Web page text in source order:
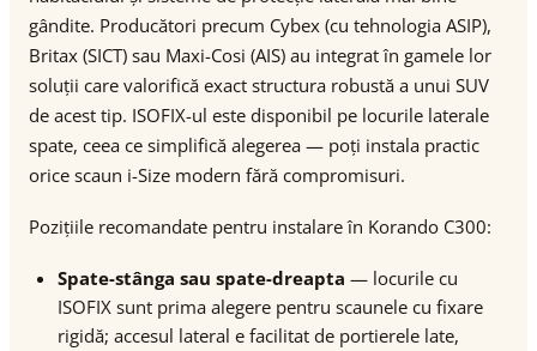
gândite. Producători precum Cybex (cu tehnologia ASIP),
Britax (SICT) sau Maxi-Cosi (AIS) au integrat în gamele lor
soluții care valorifică exact structura robustă a unui SUV
de acest tip. ISOFIX-ul este disponibil pe locurile laterale
spate, ceea ce simplifică alegerea — poți instala practic
orice scaun i-Size modern fără compromisuri.
Pozițiile recomandate pentru instalare în Korando C300:
Spate-stânga sau spate-dreapta — locurile cu
ISOFIX sunt prima alegere pentru scaunele cu fixare
rigidă; accesul lateral e facilitat de portierele late,